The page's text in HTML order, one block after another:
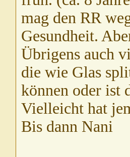
mag den RR
Gesundheit.
Übrigens auch
die wie Glas
können oder ist
Vielleicht hat
Bis dann Nani